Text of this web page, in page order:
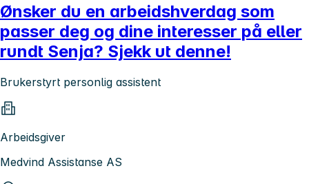
Ønsker du en arbeidshverdag som
passer deg og dine interesser på eller
rundt Senja? Sjekk ut denne!
Brukerstyrt personlig assistent
Arbeidsgiver
Medvind Assistanse AS